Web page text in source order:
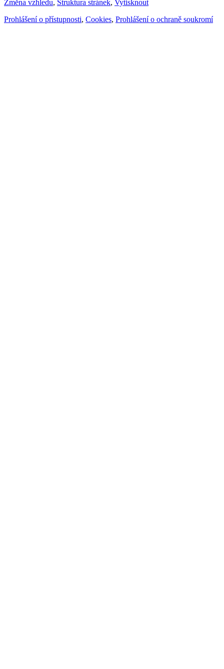
Změna vzhledu, Struktura stránek, Vytisknout
Prohlášení o přístupnosti, Cookies, Prohlášení o ochraně soukromí